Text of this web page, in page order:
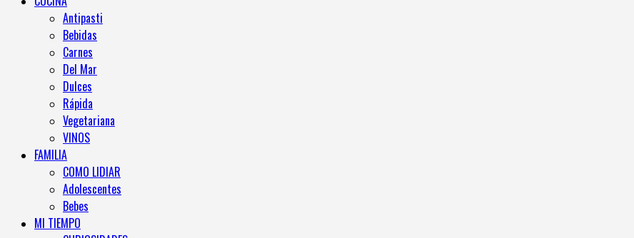
Antipasti
Bebidas
Carnes
Del Mar
Dulces
Rápida
Vegetariana
VINOS
FAMILIA
COMO LIDIAR
Adolescentes
Bebes
MI TIEMPO